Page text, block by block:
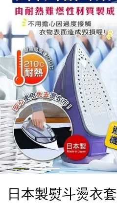
日本製熨斗燙衣套